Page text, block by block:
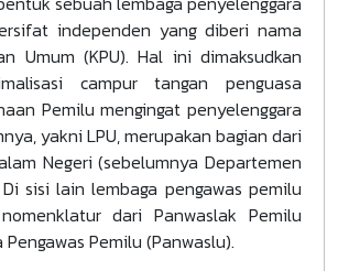
independen yang diberi nama
Umum (KPU). Hal ini dimaksudkan
campur tangan penguasa
Pemilu mengingat penyelenggara
yakni LPU, merupakan bagian dari
Negeri (sebelumnya Departemen
sisi lain lembaga pengawas pemilu
dari Panwaslak Pemilu
Pemilu (Panwaslu).